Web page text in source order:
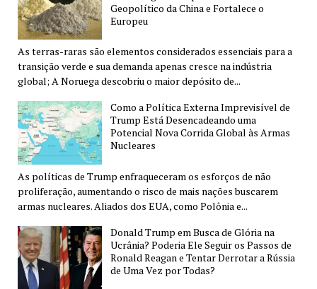
Geopolítico da China e Fortalece o
Europeu
As terras-raras são elementos considerados essenciais para a
transição verde e sua demanda apenas cresce na indústria
global; A Noruega descobriu o maior depósito de...
Como a Política Externa Imprevisível de
Trump Está Desencadeando uma
Potencial Nova Corrida Global às Armas
Nucleares
As políticas de Trump enfraqueceram os esforços de não
proliferação, aumentando o risco de mais nações buscarem
armas nucleares. Aliados dos EUA, como Polônia e...
Donald Trump em Busca de Glória na
Ucrânia? Poderia Ele Seguir os Passos de
Ronald Reagan e Tentar Derrotar a Rússia
de Uma Vez por Todas?